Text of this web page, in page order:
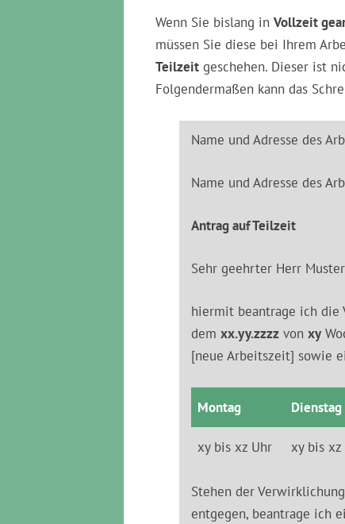
Wenn Sie bislang in Vollzeit
müssen Sie diese bei Ihrem
Teilzeit geschehen. Dieser ist
Folgendermaßen kann das
Name und Adresse des
Name und Adresse des
Antrag auf Teilzeit
Sehr geehrter Herr
hiermit beantrage ich die
dem xx.yy.zzzz von xy
[neue Arbeitszeit] sowie
Montag Dienstag
xy bis xz Uhr xy bis xz
Stehen der
entgegen, beantrage ich